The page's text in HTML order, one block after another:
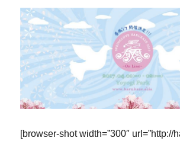
[browser-shot width=”300″ url=”http://